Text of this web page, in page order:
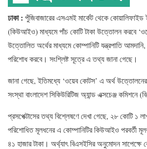
ঢাকা : পুঁজিবাজারের এসএমই মার্কেট থেকে
(কিউআইও) মাধ্যমে পাঁচ কোটি টাকা উত্তোলন করবে
উত্তোলিত অর্থের মাধ্যমে কোম্পানিটি যন্ত্রপাতি
পরিশোধ করবে। সংশ্লিষ্ট সূত্রে এ তথ্য জানা গেছে।
জানা গেছে, ইতিমধ্যে ‘ওয়েব কোটস’ এ অর্থ উত্তোলনের
সংস্থা বাংলাদেশ সিকিউরিটিজ অ্যান্ড এক্সচেঞ্জ
প্রসপেক্টাসের তথ্য বিশ্লেষণে দেখা গেছে, ২৮ কোটি ১
পরিশোধিত মূলধনের এ কোম্পানিটির কিউআইও পরবর্তী
৪১ হাজার টাকা। অর্থ্যাৎ বিএসইসির অনুমোদন সাপেক্ষে